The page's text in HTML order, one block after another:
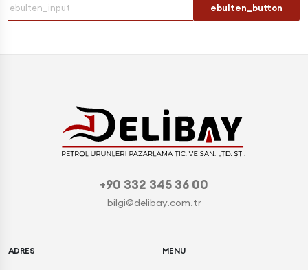
ebulten_button
+90 332 345 36 00
bilgi@delibay.com.tr
ADRES MENU